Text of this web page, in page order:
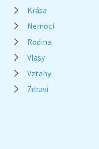
Krása
Nemoci
Rodina
Vlasy
Vztahy
Zdraví